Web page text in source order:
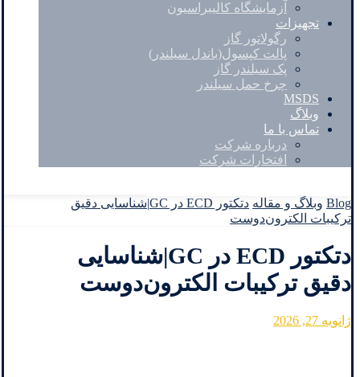
آزمایشگاه کالیبراسیون
تجهیزات
رگولاتور گاز
پالت کپسول(باندل سیلندر)
پک سیلندر گاز
چرخ حمل سیلندر
MSDS
وبلاگ
تماس با ما
درباره شرکت
افتخارات شرکت
Blog وبلاگ و مقاله
دتکتور ECD در GC|شناسایی دقیق
ترکیبات الکترون‌دوست
دتکتور ECD در GC|شناسایی
دقیق ترکیبات الکترون‌دوست
ژانویه 27, 2026